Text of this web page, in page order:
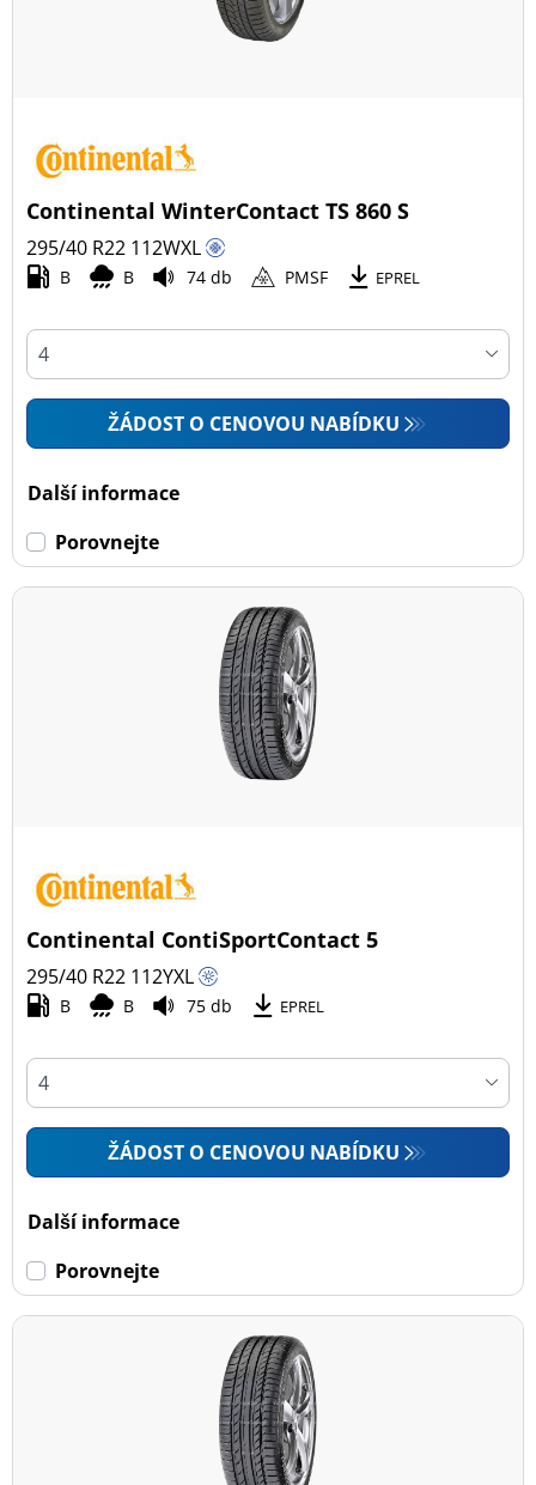
Continental WinterContact TS 860 S
295/40 R22 112WXL
B B 74 db PMSF EPREL
ŽÁDOST O CENOVOU NABÍDKU
Další informace
Porovnejte
Continental ContiSportContact 5
295/40 R22 112YXL
B B 75 db EPREL
ŽÁDOST O CENOVOU NABÍDKU
Další informace
Porovnejte